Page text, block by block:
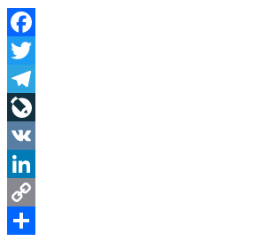
Facebook
Twitter
Telegram
LiveJournal
VK
LinkedIn
Copy